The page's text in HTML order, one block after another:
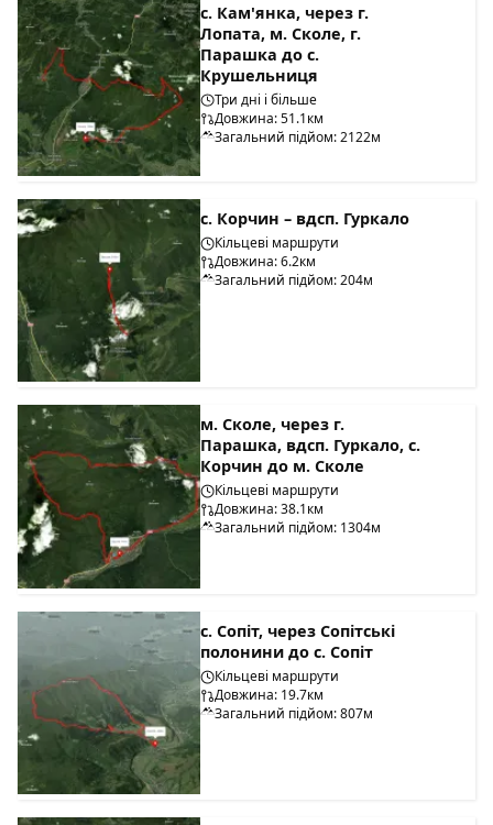
с. Кам'янка, через г.
Лопата, м. Сколе, г.
Парашка до с.
Крушельниця
Три дні і більше
Довжина: 51.1км
Загальний підйом: 2122м
с. Корчин – вдсп. Гуркало
Кільцеві маршрути
Довжина: 6.2км
Загальний підйом: 204м
м. Сколе, через г.
Парашка, вдсп. Гуркало, с.
Корчин до м. Сколе
Кільцеві маршрути
Довжина: 38.1км
Загальний підйом: 1304м
с. Сопіт, через Сопітські
полонини до с. Сопіт
Кільцеві маршрути
Довжина: 19.7км
Загальний підйом: 807м